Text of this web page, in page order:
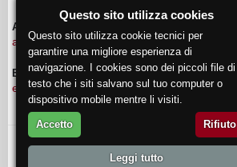
ADVERTISING
advertising@doctorwine.it
EVENTI
eventi@doctorwine.it
© 2018 DoctorWine .
Questo sito utilizza cookies
Questo sito utilizza cookie tecnici per
garantire una migliore esperienza di
navigazione. I cookies sono dei piccoli file di
testo che i siti salvano sul tuo computer o
dispositivo mobile mentre li visiti.
Accetto Rifiuto
Leggi tutto